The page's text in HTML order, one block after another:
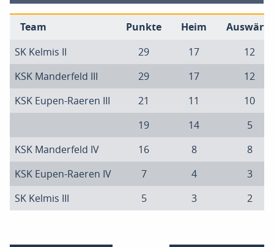
Team Punkte Heim
Auswärts
SK Kelmis II
29 17
12
KSK Manderfeld III
29 17
12
KSK Eupen-Raeren III
21 11
10
19
14
5
KSK Manderfeld IV
16 8
8
KSK Eupen-Raeren IV
7 4
3
SK Kelmis III
5 3 2